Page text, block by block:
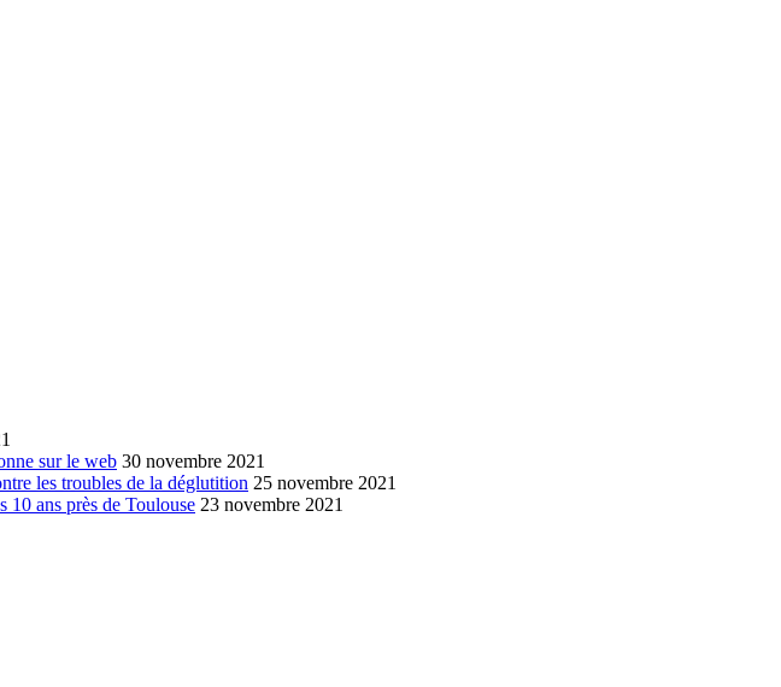
sur le web 30 novembre 2021
les troubles de la déglutition 25 novembre 2021
10 ans près de Toulouse 23 novembre 2021